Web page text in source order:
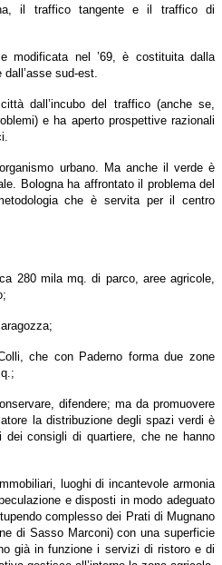
il traffico tangente e il traffico di
modificata nel ’69, è costituita dalla
sud-est.
dall’incubo del traffico (anche se,
e ha aperto prospettive razionali
urbano. Ma anche il verde è
Bologna ha affrontato il problema del
che è servita per il centro
280 mila mq. di parco, aree agricole,
che con Paderno forma due zone
difendere; ma da promuovere
la distribuzione degli spazi verdi è
consigli di quartiere, che ne hanno
luoghi di incantevole armonia
e disposti in modo adeguato
complesso dei Prati di Mugnano
di Sasso Marconi) con una superficie
già in funzione i servizi di ristoro e di